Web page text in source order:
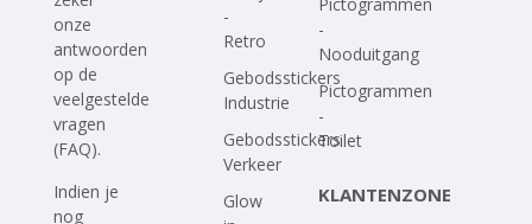
onze
antwoorden
op de
veelgestelde
vragen
(FAQ).
Indien je
nog
-
Retro
Gebodsstickers
Industrie
Gebodsstickers
Verkeer
Glow
-
Nooduitgang
Pictogrammen
-
Toilet
KLANTENZONE